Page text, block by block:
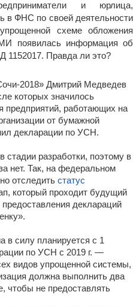
и юрлица,
в ФНС по своей деятельности
схеме обложения
появилась информация об
1152017. Правда ли это?
2018» Дмитрий Медведев
которых значилось
предприятий, работающих на
от бумажной
декларации по УСН.
стадии разработки, поэтому в
нет. Так, на федеральном
отследить статус
который проходит будущий
предоставления деклараций
в силу планируется с 1
по УСН с 2019 г. —
видов упрощенной системы,
должна выполнить два
чтобы не предоставлять